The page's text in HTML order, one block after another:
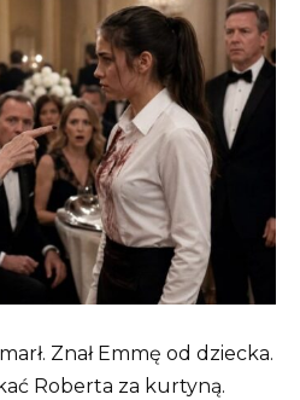
Znał Emmę od dziecka.
Roberta za kurtyną.